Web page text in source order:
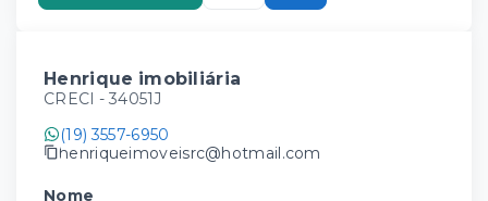
Henrique imobiliária
CRECI - 34051J
(19) 3557-6950
henriqueimoveisrc@hotmail.com
Nome